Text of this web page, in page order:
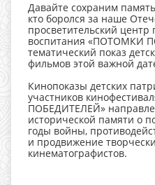
Давайте сохраним
кто боролся за наше
просветительский центр
воспитания «ПОТОМКИ
тематический показ
фильмов этой важной
Кинопоказы детских
участников
ПОБЕДИТЕЛЕЙ»
исторической памяти о
годы войны,
и продвижение
кинематографистов.